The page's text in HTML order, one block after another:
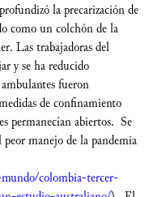
la precarización de
como un colchón de la
Las trabajadoras del
y se ha reducido
fueron
de confinamiento
permanecían abiertos. Se
manejo de la pandemia
colombia-tercer-